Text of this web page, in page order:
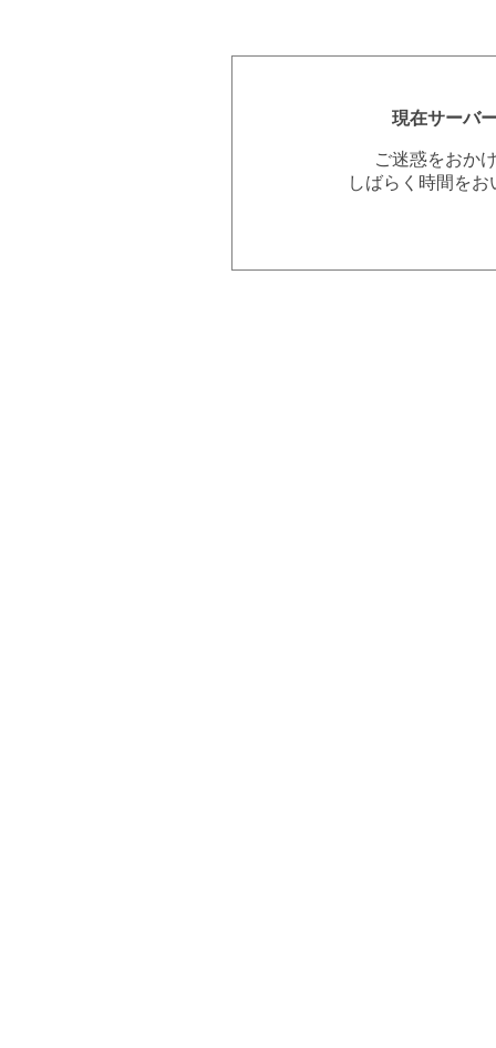
現在サーバ
ご迷惑をおか
しばらく時間を